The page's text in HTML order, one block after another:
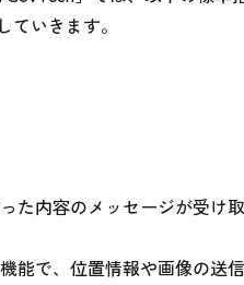
いきます。
た内容のメッセージが受け
能で、位置情報や画像の送